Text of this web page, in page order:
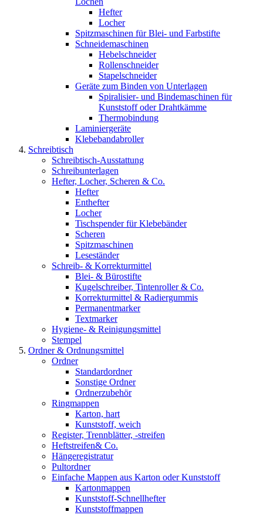
Hefter
Locher
Spitzmaschinen für Blei- und Farbstifte
Schneidemaschinen
Hebelschneider
Rollenschneider
Stapelschneider
Geräte zum Binden von Unterlagen
Spiralisier- und Bindemaschinen für
Kunststoff oder Drahtkämme
Thermobindung
Laminiergeräte
Klebebandabroller
Schreibtisch
Schreibtisch-Ausstattung
Schreibunterlagen
Hefter, Locher, Scheren & Co.
Hefter
Enthefter
Locher
Tischspender für Klebebänder
Scheren
Spitzmaschinen
Leseständer
Schreib- & Korrekturmittel
Blei- & Bürostifte
Kugelschreiber, Tintenroller & Co.
Korrekturmittel & Radiergummis
Permanentmarker
Textmarker
Hygiene- & Reinigungsmittel
Stempel
Ordner & Ordnungsmittel
Ordner
Standardordner
Sonstige Ordner
Ordnerzubehör
Ringmappen
Karton, hart
Kunststoff, weich
Register, Trennblätter, -streifen
Heftstreifen& Co.
Hängeregistratur
Pultordner
Einfache Mappen aus Karton oder Kunststoff
Kartonmappen
Kunststoff-Schnellhefter
Kunststoffmappen